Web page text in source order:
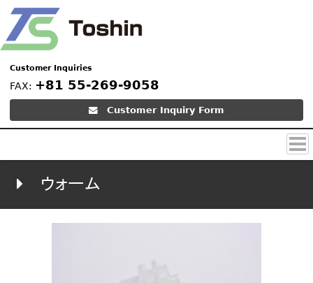
Customer Inquiries
FAX: +81 55-269-9058
Customer Inquiry Form
ウォーム